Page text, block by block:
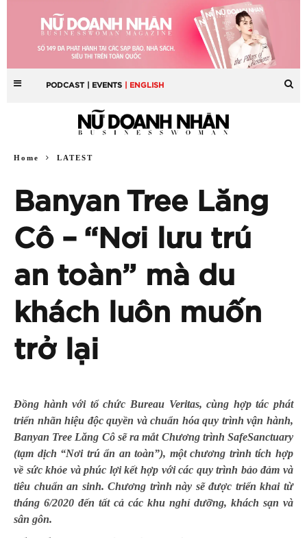
PODCAST | EVENTS | ENGLISH
Home LATEST
Banyan Tree Lăng
Cô – “Nơi lưu trú
an toàn” mà du
khách luôn muốn
trở lại
Đồng hành với tổ chức Bureau Veritas, cùng hợp tác phát
triển nhãn hiệu độc quyền và chuẩn hóa quy trình vận hành,
Banyan Tree Lăng Cô sẽ ra mắt Chương trình SafeSanctuary
(tạm dịch “Nơi trú ẩn an toàn”), một chương trình tích hợp
về sức khỏe và phúc lợi kết hợp với các quy trình bảo đảm và
tiêu chuẩn an sinh. Chương trình này sẽ được triển khai từ
tháng 6/2020 đến tất cả các khu nghỉ dưỡng, khách sạn và
sân gôn.